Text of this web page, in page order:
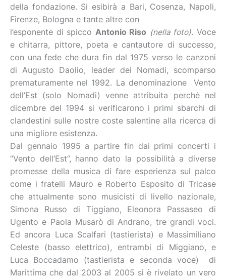
della fondazione. Si esibirà a Bari, Cosenza, Napoli,
Firenze, Bologna e tante altre con
l’esponente di spicco Antonio Riso (nella foto). Voce
e chitarra, pittore, poeta e cantautore di successo,
con una fede che dura fin dal 1975 verso le canzoni
di Augusto Daolio, leader dei Nomadi, scomparso
prematuramente nel 1992. La denominazione Vento
dell’Est (solo Nomadi) venne attribuita perchè nel
dicembre del 1994 si verificarono i primi sbarchi di
clandestini sulle nostre coste salentine alla ricerca di
una migliore esistenza.
Dal gennaio 1995 a partire fin dai primi concerti i
“Vento dell’Est”, hanno dato la possibilità a diverse
promesse della musica di fare esperienza sul palco
come i fratelli Mauro e Roberto Esposito di Tricase
che attualmente sono musicisti di livello nazionale,
Simona Russo di Tiggiano, Eleonora Passaseo di
Ugento e Paola Musarò di Andrano, tre grandi voci.
Ed ancora Luca Scalfari (tastierista) e Massimiliano
Celeste (basso elettrico), entrambi di Miggiano, e
Luca Boccadamo (tastierista e seconda voce) di
Marittima che dal 2003 al 2005 si è rivelato un vero